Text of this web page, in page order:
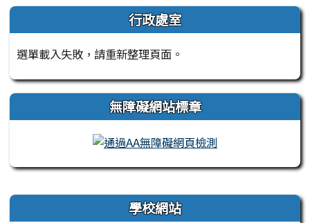
行政處室
選單載入失敗，請重新整理頁面。
無障礙網站標章
右邊區域內容 學校網站